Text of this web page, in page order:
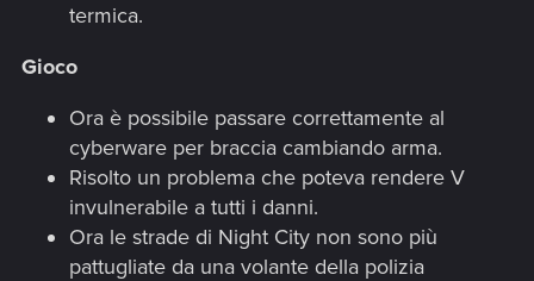
termica.
Gioco
Ora è possibile passare correttamente al
cyberware per braccia cambiando arma.
Risolto un problema che poteva rendere V
invulnerabile a tutti i danni.
Ora le strade di Night City non sono più
pattugliate da una volante della polizia